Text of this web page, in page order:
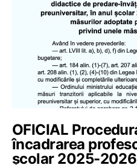
OFICIAL
încadrarea
școlar 2025-